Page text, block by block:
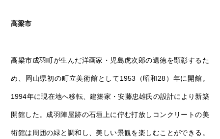
高梁市
高梁市成羽町が生んだ洋画家・児島虎次郎の遺徳を顕彰するた
め、岡山県初の町立美術館として1953（昭和28）年に開館。
1994年に現在地へ移転、建築家・安藤忠雄氏の設計により新築
開館した。成羽陣屋跡の石垣上に佇む打放しコンクリートの美
術館は周囲の緑と調和し、美しい景観を楽しむことができる。